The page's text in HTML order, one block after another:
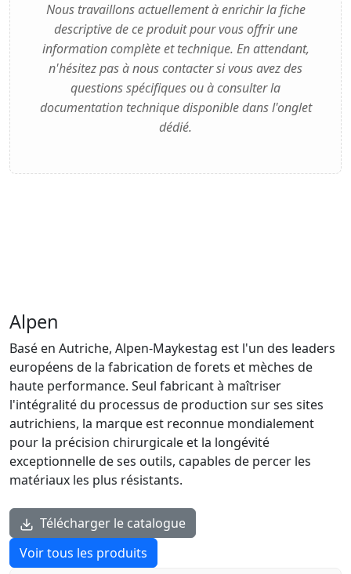
Nous travaillons actuellement à enrichir la fiche
descriptive de ce produit pour vous offrir une
information complète et technique. En attendant,
n'hésitez pas à nous contacter si vous avez des
questions spécifiques ou à consulter la
documentation technique disponible dans l'onglet
dédié.
Alpen
Basé en Autriche, Alpen-Maykestag est l'un des leaders
européens de la fabrication de forets et mèches de
haute performance. Seul fabricant à maîtriser
l'intégralité du processus de production sur ses sites
autrichiens, la marque est reconnue mondialement
pour la précision chirurgicale et la longévité
exceptionnelle de ses outils, capables de percer les
matériaux les plus résistants.
Télécharger le catalogue
Voir tous les produits